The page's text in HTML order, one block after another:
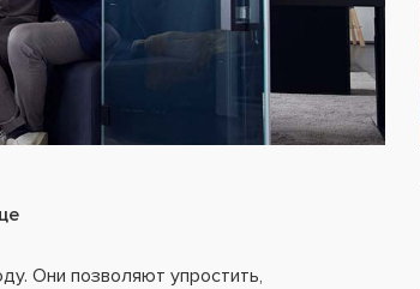
Они позволяют упростить,